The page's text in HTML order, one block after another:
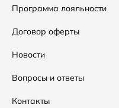
Сумки
Аксессуары
Распродажа
Подарочные сертификаты
Как оформить заказ
Условия возвратов
Таблица размеров
Уход за одеждой
Программа лояльности
Договор оферты
Новости
Вопросы и ответы
Контакты